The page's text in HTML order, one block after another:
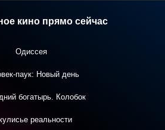
кино прямо сейчас
Одиссея
паук: Новый день
богатырь. Колобок
реальности